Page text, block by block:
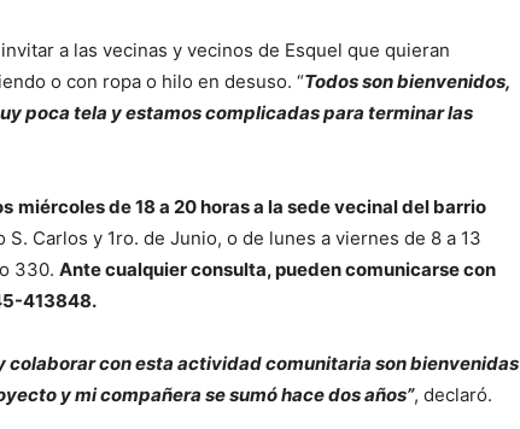
a las vecinas y vecinos de Esquel que quieran
o con ropa o hilo en desuso. “Todos son bienvenidos,
poca tela y estamos complicadas para terminar las
miércoles de 18 a 20 horas a la sede vecinal del barrio
S. Carlos y 1ro. de Junio, o de lunes a viernes de 8 a 13
330. Ante cualquier consulta, pueden comunicarse con
413848.
colaborar con esta actividad comunitaria son bienvenidas
y mi compañera se sumó hace dos años”, declaró.